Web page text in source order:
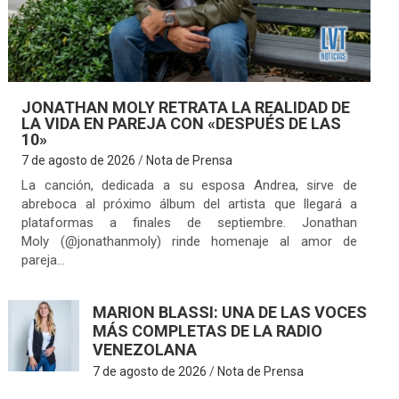
JONATHAN MOLY RETRATA LA REALIDAD DE
LA VIDA EN PAREJA CON «DESPUÉS DE LAS
10»
7 de agosto de 2026 Nota de Prensa
La canción, dedicada a su esposa Andrea, sirve de
abreboca al próximo álbum del artista que llegará a
plataformas a finales de septiembre. Jonathan
Moly (@jonathanmoly) rinde homenaje al amor de
pareja…
MARION BLASSI: UNA DE LAS VOCES
MÁS COMPLETAS DE LA RADIO
VENEZOLANA
7 de agosto de 2026 Nota de Prensa